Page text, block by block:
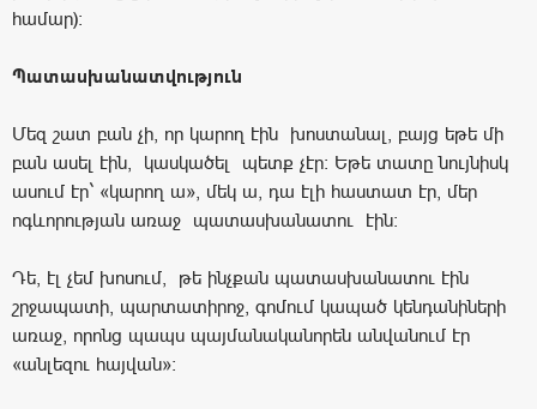
համար):
Պատասխանատվություն
Մեզ շատ բան չի, որ կարող էին խոստանալ, բայց եթե մի
բան ասել էին, կասկածել պետք չէր: Եթե տատը նույնիսկ
ասում էր` «կարող ա», մեկ ա, դա էլի հաստատ էր, մեր
ոգևորության առաջ պատասխանատու էին:
Դե, էլ չեմ խոսում, թե ինչքան պատասխանատու էին
շրջապատի, պարտատիրոջ, գոմում կապած կենդանիների
առաջ, որոնց պապս պայմանականորեն անվանում էր
«անլեզու հայվան»։